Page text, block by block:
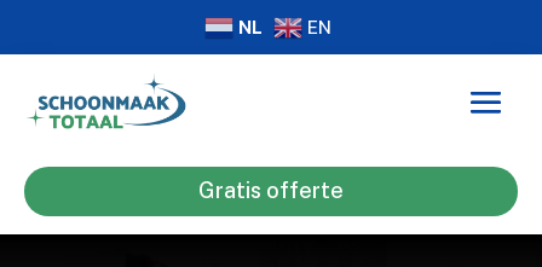
NL EN
Gratis offerte